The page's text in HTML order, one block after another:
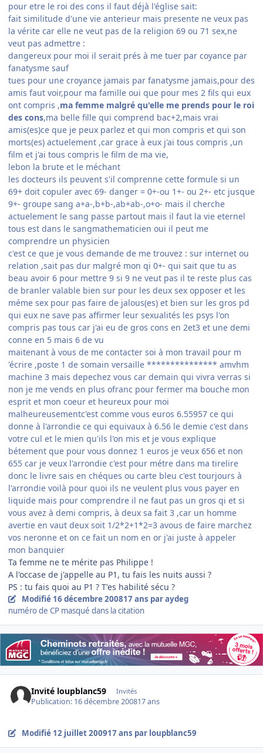
pour etre le roi des cons il faut déjà l'église sait:
fait similitude d'une vie anterieur mais presente ne veux pas
la vérite car elle ne veut pas de la religion 69 ou 71 sex,ne
veut pas admettre :
dangereux pour moi il serait prés à me tuer par coyance par
fanatysme sauf
tues pour une croyance jamais par fanatysme jamais,pour des
amis faut voir,pour ma famille oui que pour mes 2 fils qui eux
ont compris ,ma femme malgré qu'elle me prends pour le roi
des cons,ma belle fille qui comprend bac+2,mais vrai
amis(es)ce que je peux parlez et qui mon compris et qui son
morts(es) actuelement ,car grace à eux j'ai tous compris ,un
film et j'ai tous compris le film de ma vie,
lebon la brute et le méchant
les docteurs ils peuvent s'il comprenne cette formule si un
69+ doit copuler avec 69- danger = 0+-ou 1+- ou 2+- etc jusque
9+- groupe sang a+a-,b+b-,ab+ab-,o+o- mais il cherche
actuelement le sang passe partout mais il faut la vie eternel
tous est dans le sangmathematicien oui il peut me
comprendre un physicien
c'est ce que je vous demande de me trouvez : sur internet ou
relation ,sait pas dur malgré mon qi 0+- qui sait que tu as
beau avoir 6 pour mettre 9 si 9 ne veut pas il te reste plus cas
de branler valable bien sur pour les deux sex opposer et les
méme sex pour pas faire de jalous(es) et bien sur les gros pd
qui eux ne save pas affirmer leur sexualités les psys l'on
compris pas tous car j'ai eu de gros cons en 2et3 et une demi
conne en 5 mais 6 de vu
maitenant à vous de me contacter soi à mon travail pour m
'écrire ,poste 1 de somain versaille *************** amvhm
machine 3 mais depechez vous car demain qui vivra verras si
non je me vends en plus ofranc pour fermer ma bouche mon
esprit et mon coeur et heureux pour moi
malheureusementc'est comme vous euros 6.55957 ce qui
donne à l'arrondie ce qui equivaux à 6.56 le demie c'est dans
votre cul et le mien qu'ils l'on mis et je vous explique
bétement que pour vous donnez 1 euros je veux 656 et non
655 car je veux l'arrondie c'est pour métre dans ma tirelire
donc le livre sais en chéques ou carte bleu c'est tourjours à
l'arrondie voilà pour quoi ils ne veulent plus vous payer en
liquide mais pour comprendre il ne faut pas un gros qi et si
vous avez à demi compris, à deux sa fait 3 ,car un homme
avertie en vaut deux soit 1/2*2+1*2=3 avous de faire marchez
vos neronne et on ce fait un nom en or j'ai juste à appeler
mon banquier
Ta femme ne te mérite pas Philippe !
A l'occase de j'appelle au P1, tu fais les nuits aussi ?
PS : tu fais quoi au P1 ? T'es habilité sécu ?
Modifié 16 décembre 200817 ans par aydeg
numéro de CP masqué dans la citation
Invité loupblanc59 Invités
Publication: 16 décembre 200817 ans
Modifié 12 juillet 200917 ans par loupblanc59